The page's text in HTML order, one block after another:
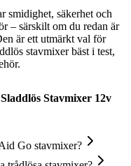
smidighet, säkerhet och
– särskilt om du redan är
är ett utmärkt val för
stavmixer bäst i test,
Stavmixer 12v
Go stavmixer?